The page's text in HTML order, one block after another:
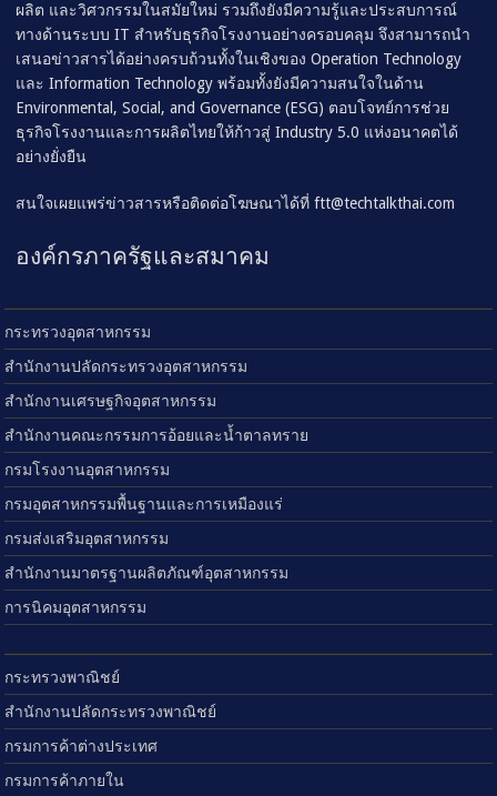
ผลิต และวิศวกรรมในสมัยใหม่ รวมถึงยังมีความรู้และประสบการณ์
ทางด้านระบบ IT สำหรับธุรกิจโรงงานอย่างครอบคลุม จึงสามารถนำ
เสนอข่าวสารได้อย่างครบถ้วนทั้งในเชิงของ Operation Technology
และ Information Technology พร้อมทั้งยังมีความสนใจในด้าน
Environmental, Social, and Governance (ESG) ตอบโจทย์การช่วย
ธุรกิจโรงงานและการผลิตไทยให้ก้าวสู่ Industry 5.0 แห่งอนาคตได้
อย่างยั่งยืน
สนใจเผยแพร่ข่าวสารหรือติดต่อโฆษณาได้ที่ftt@techtalkthai.com
องค์กรภาครัฐและสมาคม
กระทรวงอุตสาหกรรม
สำนักงานปลัดกระทรวงอุตสาหกรรม
สำนักงานเศรษฐกิจอุตสาหกรรม
สำนักงานคณะกรรมการอ้อยและน้ำตาลทราย
กรมโรงงานอุตสาหกรรม
กรมอุตสาหกรรมพื้นฐานและการเหมืองแร่
กรมส่งเสริมอุตสาหกรรม
สำนักงานมาตรฐานผลิตภัณฑ์อุตสาหกรรม
การนิคมอุตสาหกรรม
กระทรวงพาณิชย์
สำนักงานปลัดกระทรวงพาณิชย์
กรมการค้าต่างประเทศ
กรมการค้าภายใน